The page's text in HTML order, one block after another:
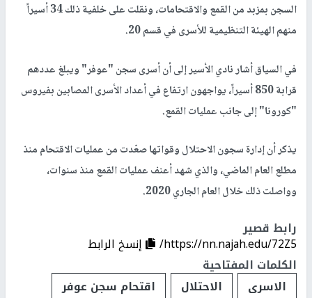
السجن بمزبد من القمع والاقتحامات، ونقلت على خلفية ذلك 34 أسيراً
منهم الهيئة التنظيمية للأسرى في قسم 20.
في السياق أشار نادي الأسير إلى أن أسرى سجن "عوفر" ويبلغ عددهم
قرابة 850 أسيراً، يواجهون ارتفاع في أعداد الأسرى المصابين بفيروس
"كورونا" إلى جانب عمليات القمع.
يذكر أن إدارة سجون الاحتلال وقواتها صعّدت من عمليات الاقتحام منذ
مطلع العام الماضي، والذي شهد أعنف عمليات القمع منذ سنوات،
وواصلت ذلك خلال العام الجاري 2020.
رابط قصير
https://nn.najah.edu/72Z5/
إنسخ الرابط
الكلمات المفتاحية
الاسرى
الاحتلال اقتحام سجن عوفر